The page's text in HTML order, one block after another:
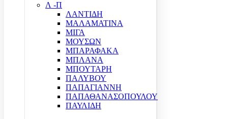
Λ -Π
ΛΑΝΤΙΔΗ
ΜΑΛΑΜΑΤΙΝΑ
ΜΙΓΑ
ΜΟΥΣΩΝ
ΜΠΑΡΑΦΑΚΑ
ΜΠΛΑΝΑ
ΜΠΟΥΤΑΡΗ
ΠΑΛΥΒΟΥ
ΠΑΠΑΓΙΑΝΝΗ
ΠΑΠΑΘΑΝΑΣΟΠΟΥΛΟΥ
ΠΑΥΛΙΔΗ